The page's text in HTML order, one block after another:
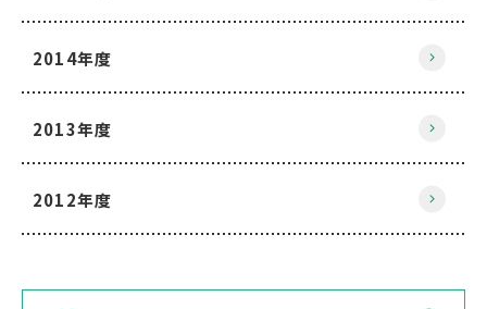
2014年度
2013年度
2012年度